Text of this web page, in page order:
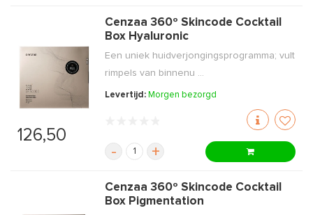
126,50
Cenzaa 360º Skincode Cocktail
Box Hyaluronic
Een uniek huidverjongingsprogramma; vult
rimpels van binnenu ...
Levertijd: Morgen bezorgd
- +
Cenzaa 360º Skincode Cocktail
Box Pigmentation